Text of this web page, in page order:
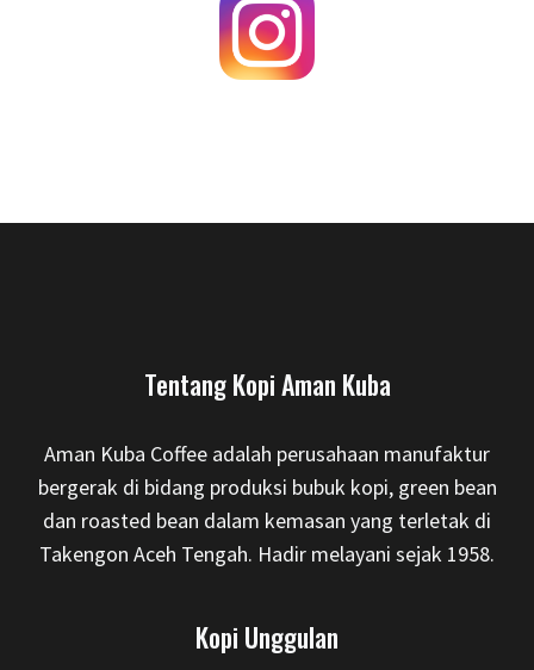
Tentang Kopi Aman Kuba
Aman Kuba Coffee adalah perusahaan manufaktur
bergerak di bidang produksi bubuk kopi, green bean
dan roasted bean dalam kemasan yang terletak di
Takengon Aceh Tengah. Hadir melayani sejak 1958.
Kopi Unggulan